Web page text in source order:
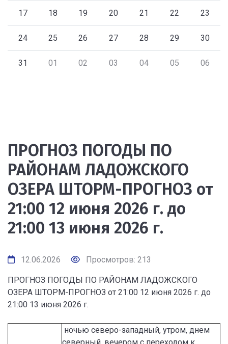
17 18 19 20 21 22 23
24 25 26 27 28 29 30
31 01 02 03 04 05 06
ПРОГНОЗ ПОГОДЫ ПО
РАЙОНАМ ЛАДОЖСКОГО
ОЗЕРА ШТОРМ-ПРОГНОЗ от
21:00 12 июня 2026 г. до
21:00 13 июня 2026 г.
12.06.2026 Просмотров: 213
ПРОГНОЗ ПОГОДЫ ПО РАЙОНАМ ЛАДОЖСКОГО
ОЗЕРА ШТОРМ-ПРОГНОЗ от 21:00 12 июня 2026 г. до
21:00 13 июня 2026 г.
ночью северо-западный, утром, днем